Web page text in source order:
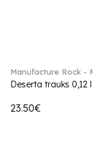
Manufacture Rock -
Deserta trauks 0,12 l
23.50€